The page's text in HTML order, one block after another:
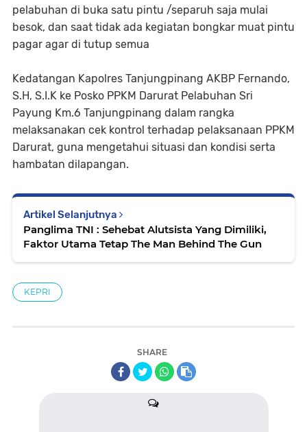
pelabuhan di buka satu pintu /separuh saja mulai
besok, dan saat tidak ada kegiatan bongkar muat pintu
pagar agar di tutup semua
Kedatangan Kapolres Tanjungpinang AKBP Fernando,
S.H, S.I.K ke Posko PPKM Darurat Pelabuhan Sri
Payung Km.6 Tanjungpinang dalam rangka
melaksanakan cek kontrol terhadap pelaksanaan PPKM
Darurat, guna mengetahui situasi dan kondisi serta
hambatan dilapangan.
Artikel Selanjutnya
Panglima TNI : Sehebat Alutsista Yang Dimiliki,
Faktor Utama Tetap The Man Behind The Gun
KEPRI
SHARE